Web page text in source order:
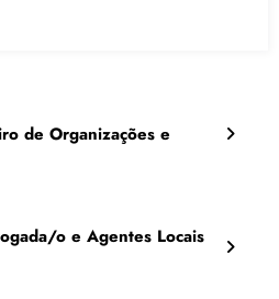
de Organizações e
o e Agentes Locais